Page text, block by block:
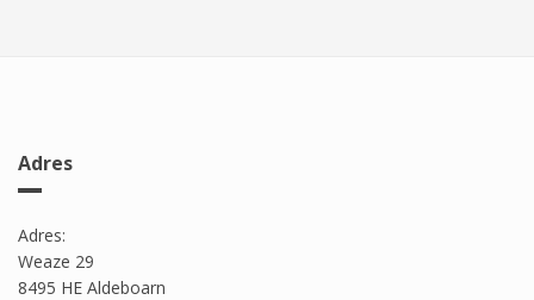
Adres
Adres:
Weaze 29
8495 HE Aldeboarn